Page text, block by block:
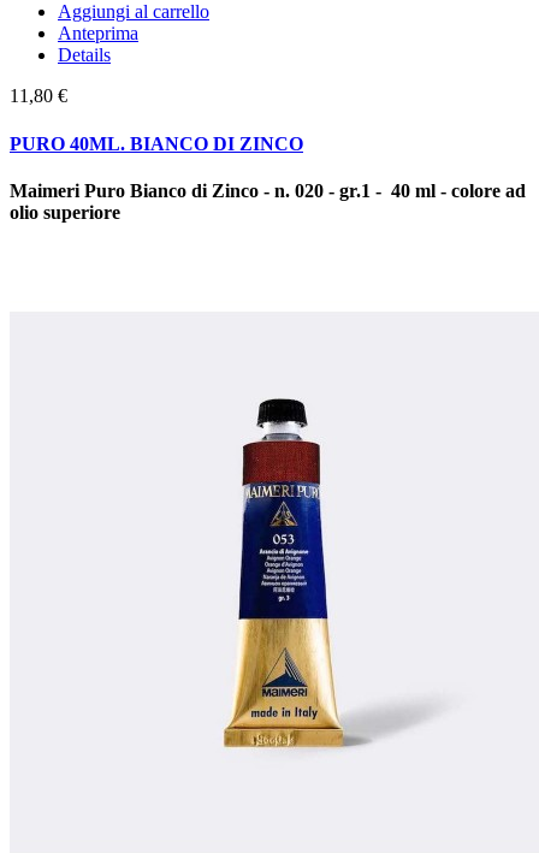
Aggiungi al carrello
Anteprima
Details
11,80 €
PURO 40ML. BIANCO DI ZINCO
Maimeri Puro Bianco di Zinco - n. 020 - gr.1 - 40 ml - colore ad
olio superiore